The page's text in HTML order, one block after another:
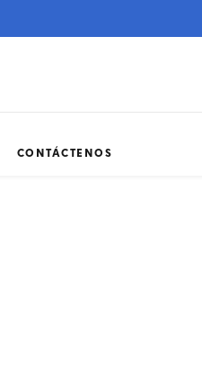
CONTÁCTENOS